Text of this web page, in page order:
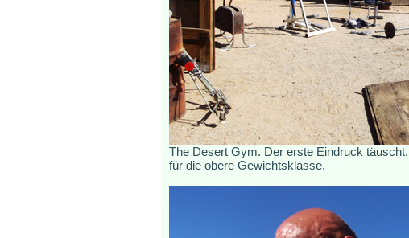
The Desert Gym. Der erste Eindruck
für die obere Gewichtsklasse.